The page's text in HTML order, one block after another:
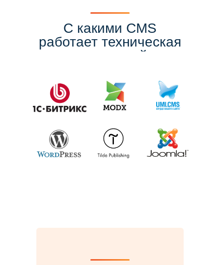
С какими CMS
работает техническая
поддержка сайтов